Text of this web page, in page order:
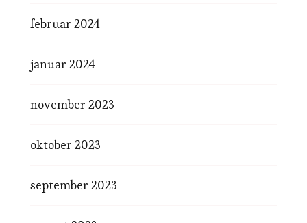
februar 2024
januar 2024
november 2023
oktober 2023
september 2023